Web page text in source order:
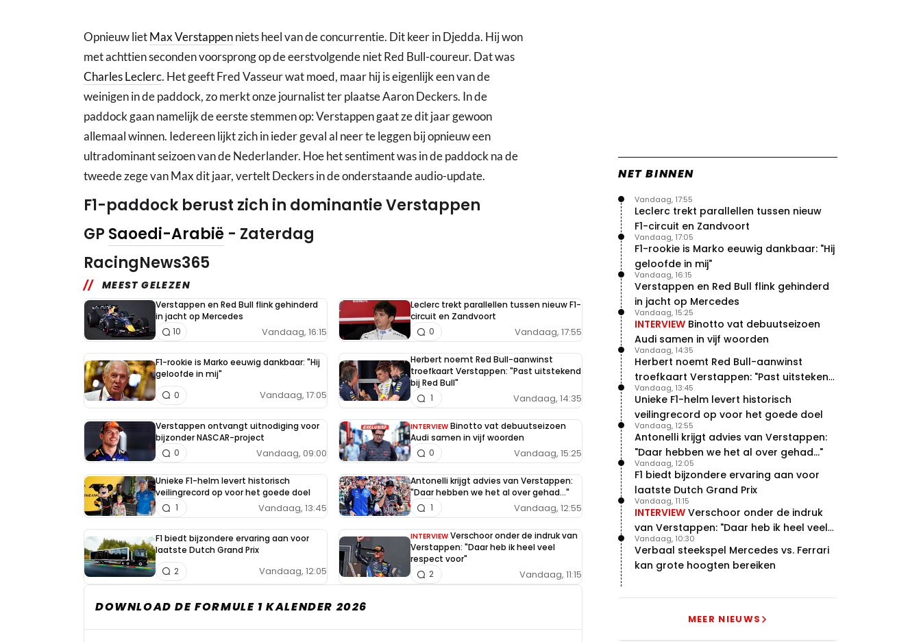
Opnieuw lietMax Verstappenniets heel van de concurrentie. Dit keer in Djedda. Hij won
met achttien seconden voorsprong op de eerstvolgende niet Red Bull-coureur. Dat was
Charles Leclerc. Het geeft Fred Vasseur wat moed, maar hij is eigenlijk een van de
weinigen in de paddock, zo merkt onze journalist ter plaatse Aaron Deckers. In de
paddock gaan namelijk de eerste stemmen op: Verstappen gaat ze dit jaar gewoon
allemaal winnen. Iedereen lijkt zich in ieder geval al neer te leggen bij opnieuw een
ultradominant seizoen van de Nederlander. Hoe het sentiment was in de paddock na de
tweede zege van Max dit jaar, vertelt Deckers in de onderstaande audio-update.
F1-paddock berust zich in dominantie Verstappen
GP Saoedi-Arabië - Zaterdag
RacingNews365
MEEST GELEZEN
Verstappen en Red Bull flink gehinderd
in jacht op Mercedes
Vandaag, 16:15
10
Leclerc trekt parallellen tussen nieuw F1-
circuit en Zandvoort
Vandaag, 17:55
0
F1-rookie is Marko eeuwig dankbaar: "Hij
geloofde in mij"
Vandaag, 17:05
0
Herbert noemt Red Bull-aanwinst
troefkaart Verstappen: "Past uitstekend
bij Red Bull"
Vandaag, 14:35
1
Verstappen ontvangt uitnodiging voor
bijzonder NASCAR-project
Vandaag, 09:00
0
INTERVIEW Binotto vat debuutseizoen
Audi samen in vijf woorden
Vandaag, 15:25
0
Unieke F1-helm levert historisch
veilingrecord op voor het goede doel
Vandaag, 13:45
1
Antonelli krijgt advies van Verstappen:
"Daar hebben we het al over gehad..."
Vandaag, 12:55
1
F1 biedt bijzondere ervaring aan voor
laatste Dutch Grand Prix
Vandaag, 12:05
2
INTERVIEW Verschoor onder de indruk van
Verstappen: "Daar heb ik heel veel
respect voor"
Vandaag, 11:15
2
DOWNLOAD DE FORMULE 1 KALENDER 2026
NET BINNEN
Leclerc trekt parallellen tussen nieuw
F1-circuit en Zandvoort
Vandaag, 17:55
F1-rookie is Marko eeuwig dankbaar: "Hij
geloofde in mij"
Vandaag, 17:05
Verstappen en Red Bull flink gehinderd
in jacht op Mercedes
Vandaag, 16:15
INTERVIEW Binotto vat debuutseizoen
Audi samen in vijf woorden
Vandaag, 15:25
Herbert noemt Red Bull-aanwinst
troefkaart Verstappen: "Past uitstekend
bij Red Bull"
Vandaag, 14:35
Unieke F1-helm levert historisch
veilingrecord op voor het goede doel
Vandaag, 13:45
Antonelli krijgt advies van Verstappen:
"Daar hebben we het al over gehad..."
Vandaag, 12:55
F1 biedt bijzondere ervaring aan voor
laatste Dutch Grand Prix
Vandaag, 12:05
INTERVIEW Verschoor onder de indruk
van Verstappen: "Daar heb ik heel veel
respect voor"
Vandaag, 11:15
Verbaal steekspel Mercedes vs. Ferrari
kan grote hoogten bereiken
Vandaag, 10:30
MEER NIEUWS